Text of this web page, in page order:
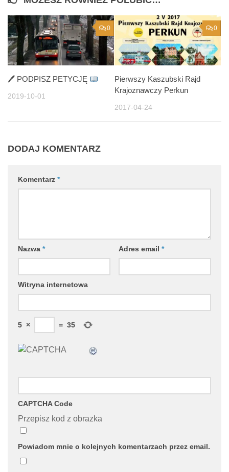
0
🖊 PODPISZ PETYCJĘ
2019-10-01
0
Pierwszy Kaszubski Rajd
Krajoznawczy Perkun
2017-04-24
DODAJ KOMENTARZ
Komentarz *
Nazwa * Adres email *
Witryna internetowa
5 × = 35
CAPTCHA Code
Przepisz kod z obrazka
Powiadom mnie o kolejnych komentarzach przez email.